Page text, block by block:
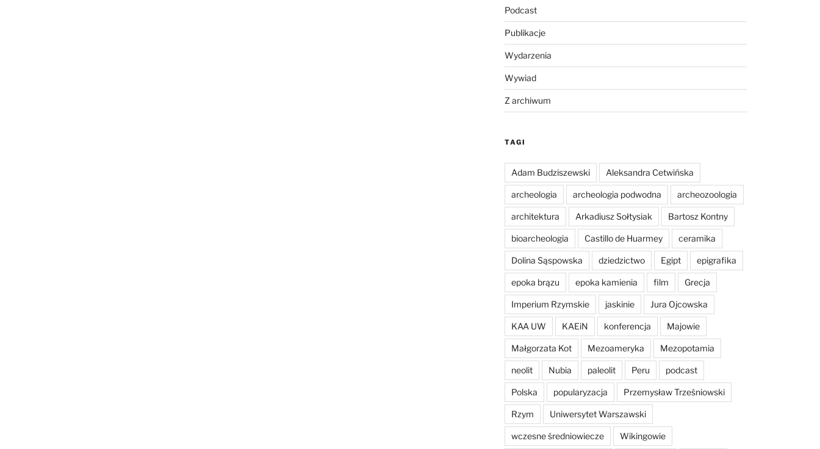
Podcast
Publikacje
Wydarzenia
Wywiad
Z archiwum
TAGI
Adam Budziszewski Aleksandra Cetwińska
archeologia archeologia podwodna archeozoologia
architektura Arkadiusz Sołtysiak Bartosz Kontny
bioarcheologia Castillo de Huarmey ceramika
Dolina Sąspowska dziedzictwo Egipt epigrafika
epoka brązu epoka kamienia film Grecja
Imperium Rzymskie jaskinie Jura Ojcowska
KAA UW KAEiN konferencja Majowie
Małgorzata Kot Mezoameryka Mezopotamia
neolit Nubia paleolit Peru podcast
Polska popularyzacja Przemysław Trześniowski
Rzym Uniwersytet Warszawski
wczesne średniowiecze Wikingowie